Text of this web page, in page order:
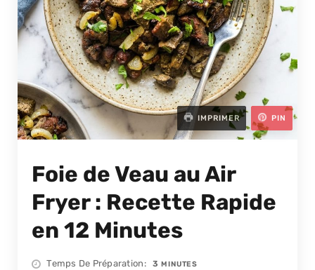
IMPRIMER PIN
Foie de Veau au Air
Fryer : Recette Rapide
en 12 Minutes
Temps De Préparation 3 MINUTES
MINUTES